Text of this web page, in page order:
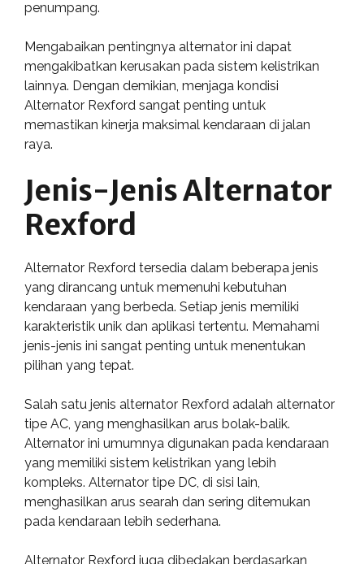
penumpang.
Mengabaikan pentingnya alternator ini dapat
mengakibatkan kerusakan pada sistem kelistrikan
lainnya. Dengan demikian, menjaga kondisi
Alternator Rexford sangat penting untuk
memastikan kinerja maksimal kendaraan di jalan
raya.
Jenis-Jenis Alternator
Rexford
Alternator Rexford tersedia dalam beberapa jenis
yang dirancang untuk memenuhi kebutuhan
kendaraan yang berbeda. Setiap jenis memiliki
karakteristik unik dan aplikasi tertentu. Memahami
jenis-jenis ini sangat penting untuk menentukan
pilihan yang tepat.
Salah satu jenis alternator Rexford adalah alternator
tipe AC, yang menghasilkan arus bolak-balik.
Alternator ini umumnya digunakan pada kendaraan
yang memiliki sistem kelistrikan yang lebih
kompleks. Alternator tipe DC, di sisi lain,
menghasilkan arus searah dan sering ditemukan
pada kendaraan lebih sederhana.
Alternator Rexford juga dibedakan berdasarkan